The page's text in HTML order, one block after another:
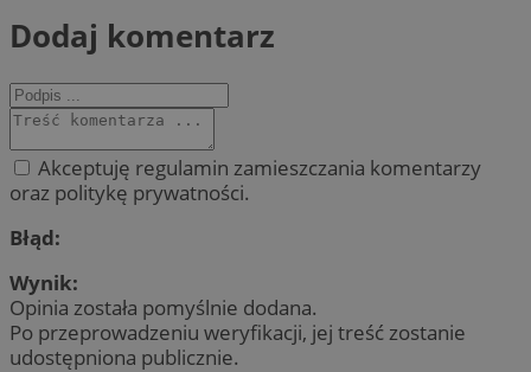
Dodaj komentarz
Akceptuję regulamin zamieszczania komentarzy
oraz politykę prywatności.
Błąd:
Wynik:
Opinia została pomyślnie dodana.
Po przeprowadzeniu weryfikacji, jej treść zostanie
udostępniona publicznie.